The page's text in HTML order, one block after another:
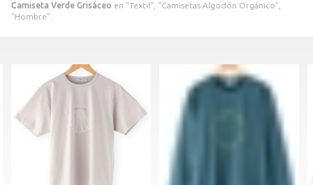
Camiseta Verde Grisáceo en "Textil", "Camisetas Algodón Orgánico",
"Hombre".